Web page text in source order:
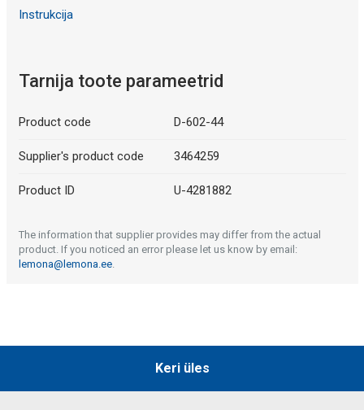
Instrukcija
Tarnija toote parameetrid
Product code D-602-44
Supplier's product code 3464259
Product ID U-4281882
The information that supplier provides may differ from the actual
product. If you noticed an error please let us know by email:
lemona@lemona.ee.
Keri üles